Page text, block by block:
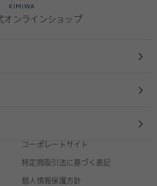
オンラインショップ
コーポレートサイト
特定商取引法に基づく表記
個人情報保護方針